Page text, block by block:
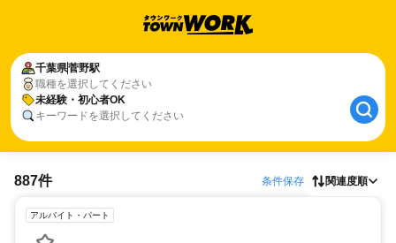
千葉県菅野駅
職種を選択してください
未経験・初心者OK
キーワードを選択してください
887件 条件保存 関連度順
アルバイト・パート